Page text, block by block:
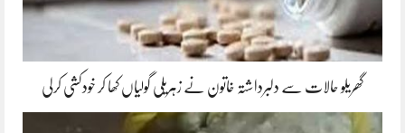
گھریلو حالات سے دلبرداشتہ خاتون نے زہریلی گولیاں کھا کر خودکشی کرلی